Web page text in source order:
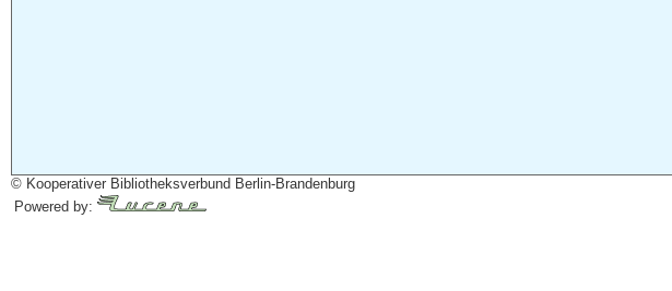
© Kooperativer Bibliotheksverbund Berlin-Brandenburg
Powered by: